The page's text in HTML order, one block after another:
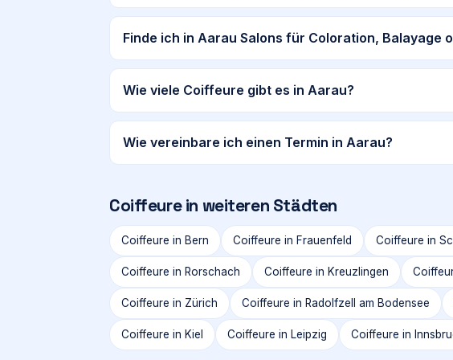
Finde ich in Aarau Salons für Coloration, Balayage
Wie viele Coiffeure gibt es in Aarau?
Wie vereinbare ich einen Termin in Aarau?
Coiffeure in weiteren Städten
Coiffeure in Bern Coiffeure in Frauenfeld Coiffeure in
Coiffeure in Rorschach Coiffeure in Kreuzlingen
Coiffeure in Zürich Coiffeure in Radolfzell am Bodensee
Coiffeure in Kiel Coiffeure in Leipzig Coiffeure in